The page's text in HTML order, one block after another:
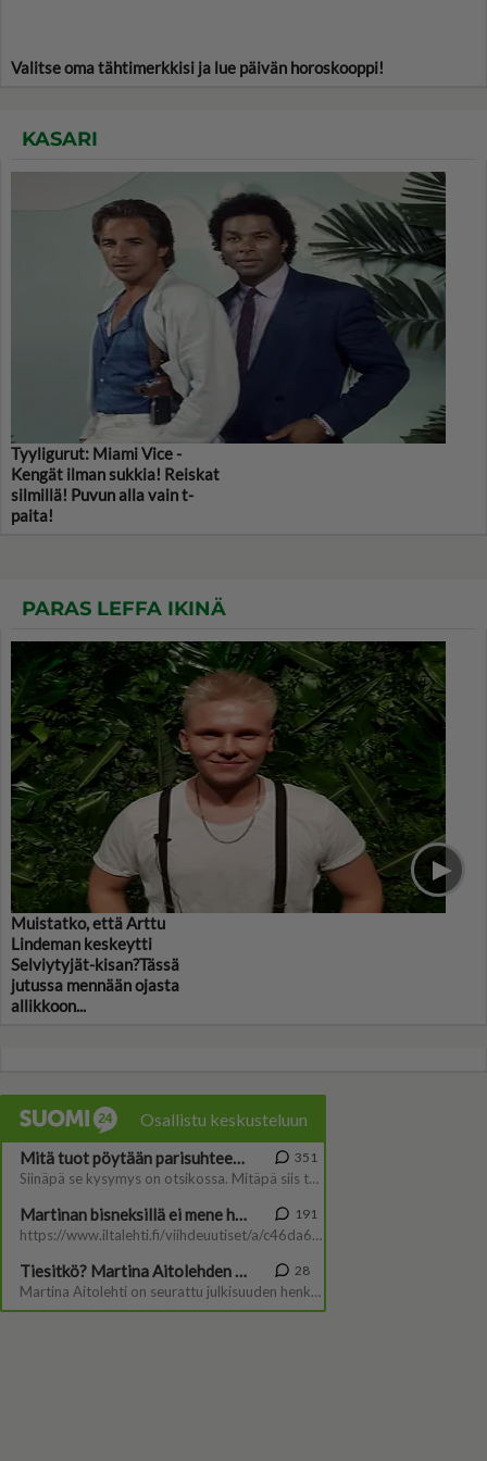
Valitse oma tähtimerkkisi ja lue päivän horoskooppi!
KASARI
Tyyligurut: Miami Vice -
Kengät ilman sukkia! Reiskat
silmillä! Puvun alla vain t-
paita!
PARAS LEFFA IKINÄ
Muistatko, että Arttu
Lindeman keskeytti
Selviytyjät-kisan?Tässä
jutussa mennään ojasta
allikkoon...